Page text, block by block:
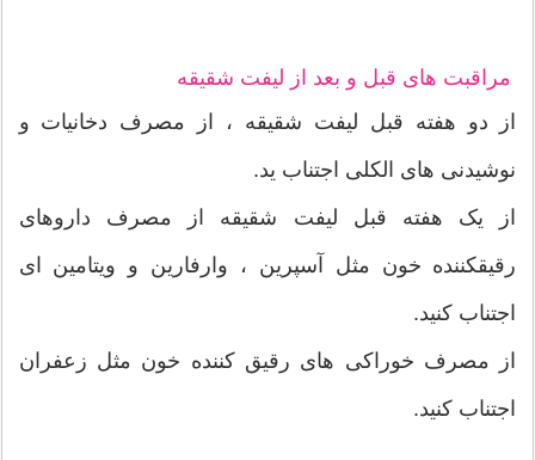
مراقبت های قبل و بعد از لیفت شقیقه
از دو هفته قبل لیفت شقیقه ، از مصرف دخانیات و
نوشیدنی های الکلی اجتناب ید.
از یک هفته قبل لیفت شقیقه از مصرف داروهای
رقیقکننده خون مثل آسپرین ، وارفارین و ویتامین ای
اجتناب کنید.
از مصرف خوراکی های رقیق کننده خون مثل زعفران
اجتناب کنید.